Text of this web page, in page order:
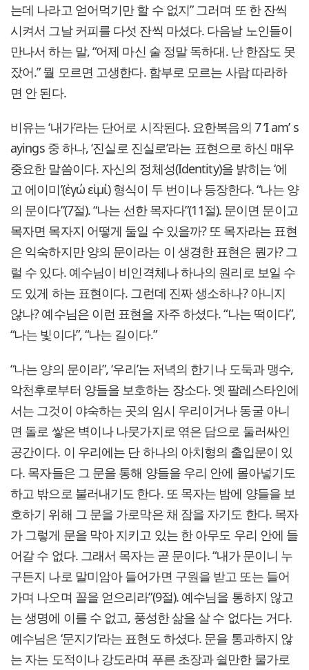
는데 나라고 얻어먹기만 할 수 없지” 그러며 또 한 잔씩
시켜서 그날 커피를 다섯 잔씩 마셨다. 다음날 노인들이
만나서 하는 말, “어제 마신 술 정말 독하대. 난 한잠도 못
잤어.” 뭘 모르면 고생한다. 함부로 모르는 사람 따라하
면 안 된다.
비유는 ‘내가’라는 단어로 시작된다. 요한복음의 7 ‘I am’ s
ayings 중 하나, ‘진실로 진실로’라는 표현으로 하신 매우
중요한 말씀이다. 자신의 정체성(Identity)을 밝히는 ‘에
고 에이미’(ἐγώ εἱμί) 형식이 두 번이나 등장한다. “나는 양
의 문이다”(7절). “나는 선한 목자다”(11절). 문이면 문이고
목자면 목자지 어떻게 둘일 수 있을까? 또 목자라는 표현
은 익숙하지만 양의 문이라는 이 생경한 표현은 뭔가? 그
럴 수 있다. 예수님이 비인격체나 하나의 원리로 보일 수
도 있게 하는 표현이다. 그런데 진짜 생소하나? 아니지
않나? 예수님은 이런 표현을 자주 하셨다. “나는 떡이다”,
“나는 빛이다”, “나는 길이다.”
“나는 양의 문이라”, ‘우리’는 저녁의 한기나 도둑과 맹수,
악천후로부터 양들을 보호하는 장소다. 옛 팔레스타인에
서는 그것이 야숙하는 곳의 임시 우리이거나 동굴 아니
면 돌로 쌓은 벽이나 나뭇가지로 엮은 담으로 둘러싸인
공간이다. 이 우리에는 단 하나의 아치형의 출입문이 있
다. 목자들은 그 문을 통해 양들을 우리 안에 몰아넣기도
하고 밖으로 불러내기도 한다. 또 목자는 밤에 양들을 보
호하기 위해 그 문을 가로막은 채 잠을 자기도 한다. 목자
가 그렇게 문을 막아 지키고 있는 한 아무도 우리 안에 들
어갈 수 없다. 그래서 목자는 곧 문이다. “내가 문이니 누
구든지 나로 말미암아 들어가면 구원을 받고 또는 들어
가며 나오며 꼴을 얻으리라”(9절). 예수님을 통하지 않고
는 생명에 이를 수 없고, 풍성한 삶을 살 수 없다는 거다.
예수님은 ‘문지기’라는 표현도 하셨다. 문을 통과하지 않
는 자는 도적이나 강도라며 푸른 초장과 쉴만한 물가로